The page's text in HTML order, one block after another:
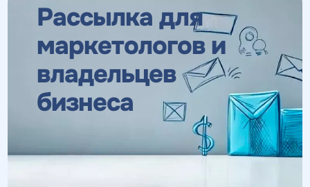
Рассылка для
маркетологови
владельцев
бизнеса